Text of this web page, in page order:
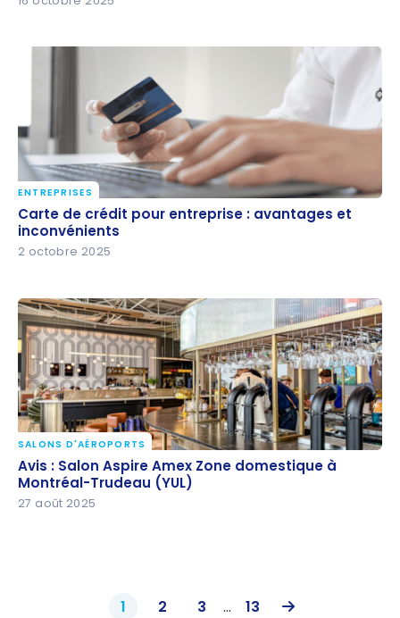
Carte de crédit pour entreprise : avantages et
inconvénients
ENTREPRISES
Carte de crédit pour entreprise : avantages et
inconvénients
2 octobre 2025
Avis : Salon Aspire Amex Zone domestique à
Montréal-Trudeau (YUL)
SALONS D'AÉROPORTS
Avis : Salon Aspire Amex Zone domestique à
Montréal-Trudeau (YUL)
27 août 2025
1 2 3 ... 13